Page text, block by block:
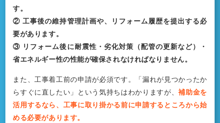
す。
② 工事後の維持管理計画や、リフォーム履歴を提出する必
要があります。
③ リフォーム後に耐震性・劣化対策（配管の更新など）・
省エネルギー性の性能が確保されなければなりません。
また、工事着工前の申請が必須です。「漏れが見つかったか
らすぐに直したい」という気持ちはわかりますが、補助金を
活用するなら、工事に取り掛かる前に申請するところから始
める必要があります。